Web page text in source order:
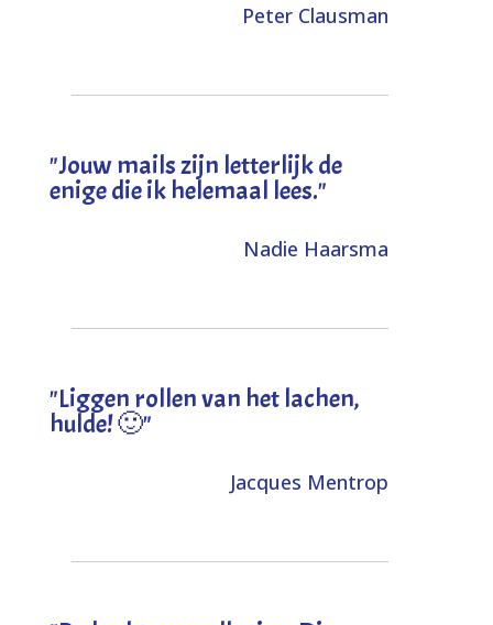
Peter Clausman
"Jouw mails zijn letterlijk de
enige die ik helemaal lees."
Nadie Haarsma
"Liggen rollen van het lachen,
hulde! 🙂"
Jacques Mentrop